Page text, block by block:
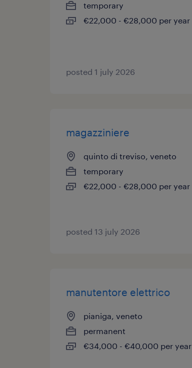
temporary
€22,000 - €28,000 per year
posted 1 july 2026
magazziniere
quinto di treviso, veneto
temporary
€22,000 - €28,000 per year
posted 13 july 2026
manutentore elettrico
pianiga, veneto
permanent
€34,000 - €40,000 per year